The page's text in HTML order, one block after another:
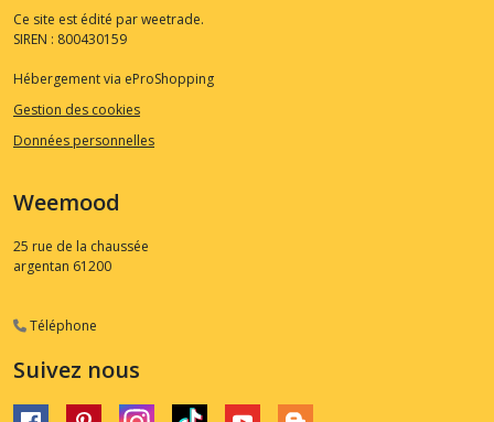
Ce site est édité par weetrade.
SIREN : 800430159
Hébergement via eProShopping
Gestion des cookies
Données personnelles
Weemood
25 rue de la chaussée
argentan 61200
Téléphone
Suivez nous